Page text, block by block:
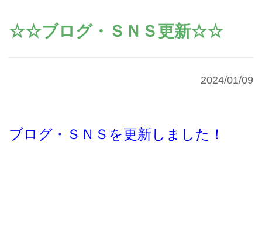
☆☆ブログ・ＳＮＳ更新☆☆
2024/01/09
ブログ・ＳＮＳを更新しました！